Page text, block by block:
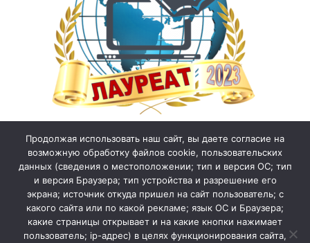
Продолжая использовать наш сайт, вы даете согласие на
возможную обработку файлов cookie, пользовательских
данных (сведения о местоположении; тип и версия ОС; тип
и версия Браузера; тип устройства и разрешение его
экрана; источник откуда пришел на сайт пользователь; с
какого сайта или по какой рекламе; язык ОС и Браузера;
какие страницы открывает и на какие кнопки нажимает
пользователь; ip-адрес) в целях функционирования сайта,